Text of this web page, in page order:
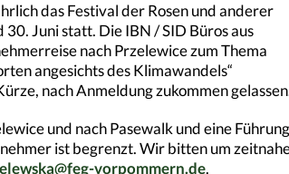
das Festival der Rosen und anderer
Juni statt. Die IBN / SID Büros aus
nach Przelewice zum Thema
angesichts des Klimawandels“
nach Anmeldung zukommen
und nach Pasewalk und eine Führung
ist begrenzt. Wir bitten um
vorpommern.de.